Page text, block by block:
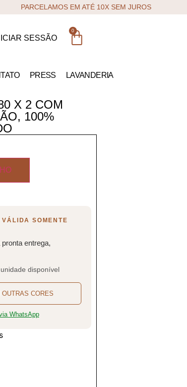
PARCELAMOS EM ATÉ 10X SEM JUROS
SESSÃO
0
PRESS LAVANDERIA
X 2 COM
100%
SOMENTE
entrega,
disponível
CORES
WhatsApp